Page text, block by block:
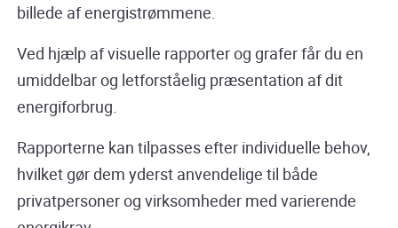
billede af energistrømmene.
Ved hjælp af visuelle rapporter og grafer får du en
umiddelbar og letforståelig præsentation af dit
energiforbrug.
Rapporterne kan tilpasses efter individuelle behov,
hvilket gør dem yderst anvendelige til både
privatpersoner og virksomheder med varierende